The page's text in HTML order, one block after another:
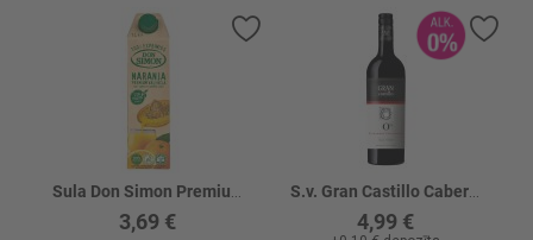
3,69 €
Pievienot vēlmju sarakstam
4,99 €